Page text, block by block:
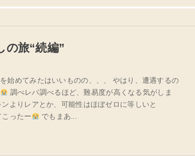
の旅“続編”
始めてみたはいいものの、、、 やはり、遭遇するの
調べレバ調べるほど、難易度が高くなる気がしま
よりレアとか、可能性はほぼゼロに等しいと
ったー
でもまあ...